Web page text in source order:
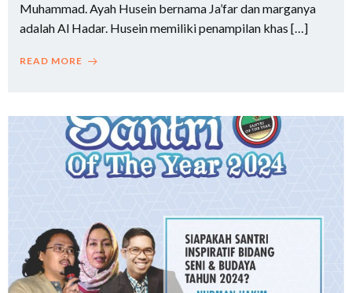
Muhammad. Ayah Husein bernama Ja’far dan marganya
adalah Al Hadar. Husein memiliki penampilan khas […]
READ MORE